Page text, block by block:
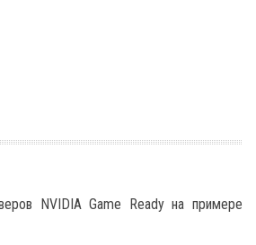
NVIDIA Game Ready на примере